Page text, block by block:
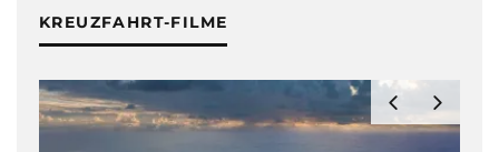
KREUZFAHRT-FILME